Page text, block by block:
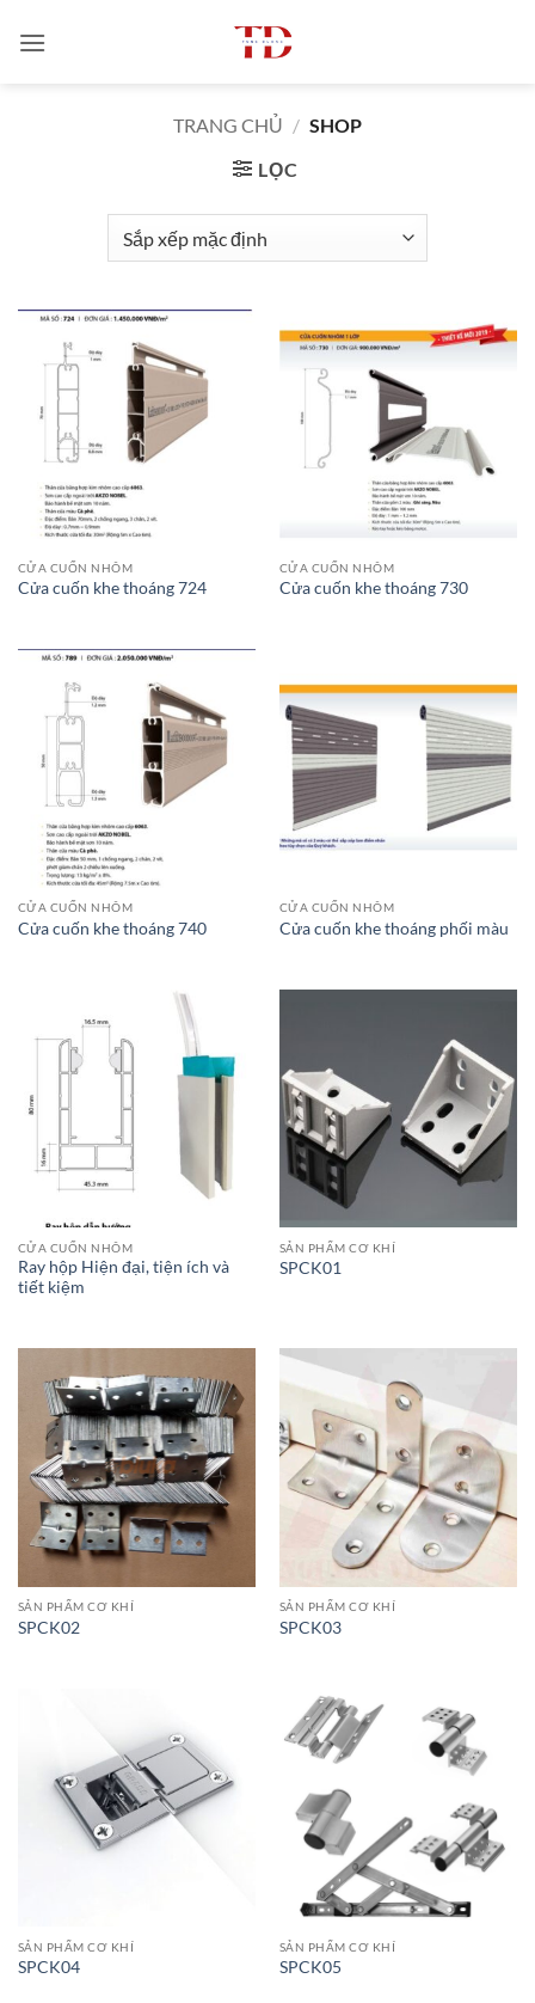
qua
TRANG CHỦ / SHOP
LỌC
CỬA CUỐN NHÔM
Cửa cuốn khe thoáng 724
CỬA CUỐN NHÔM
Cửa cuốn khe thoáng 730
CỬA CUỐN NHÔM
Cửa cuốn khe thoáng 740
CỬA CUỐN NHÔM
Cửa cuốn khe thoáng phối màu
CỬA CUỐN NHÔM
Ray hộp Hiện đại, tiện ích và
tiết kiệm
SẢN PHẨM CƠ KHÍ
SPCK01
SẢN PHẨM CƠ KHÍ
SPCK02
SẢN PHẨM CƠ KHÍ
SPCK03
SẢN PHẨM CƠ KHÍ
SPCK04
SẢN PHẨM CƠ KHÍ
SPCK05